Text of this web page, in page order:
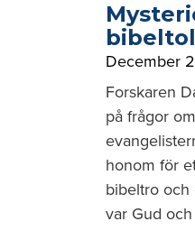
December
Forskaren
på frågor
honom för
bibeltro och
var Gud